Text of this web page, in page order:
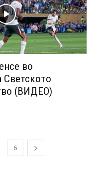
во
Светското
(ВИДЕО)
6